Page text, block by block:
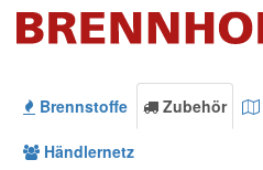
Brennstoffe Zubehör
Händlernetz